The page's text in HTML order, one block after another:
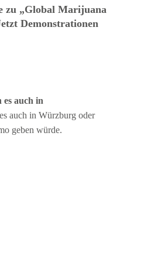
zu „Global Marijuana
Demonstrationen
es auch in
auch in Würzburg oder
geben würde.